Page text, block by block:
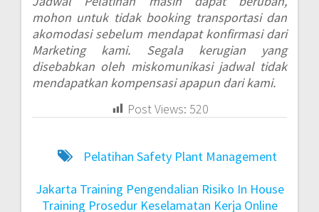
mohon untuk tidak booking transportasi dan
akomodasi sebelum mendapat konfirmasi dari
Marketing kami. Segala kerugian yang
disebabkan oleh miskomunikasi jadwal tidak
mendapatkan kompensasi apapun dari kami.
Post Views: 520
Pelatihan Safety Plant Management
Jakarta Training Pengendalian Risiko In House
Training Prosedur Keselamatan Kerja Online